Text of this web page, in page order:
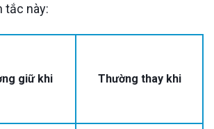
tắc này:
giữ khi Thường thay khi